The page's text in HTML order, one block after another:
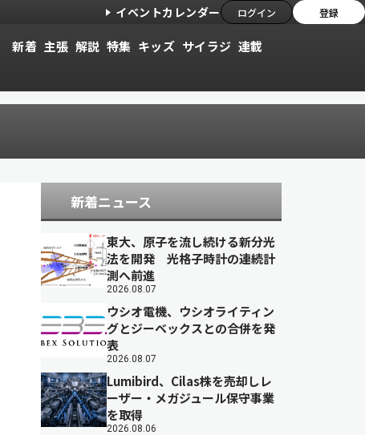
イベントカレンダー ログイン 登録
新着 主張 解説 特集 キッズ サイラジ 連載
新着ニュース
東大、原子を流し続ける新分光
法を開発 光格子時計の連続計
測へ前進
2026.08.07
ウシオ電機、ウシオライティン
グとジーベックスとの合併を発
表
2026.08.07
Lumibird、Cilas株を売却しレ
ーザー・メガジュール保守事業
を取得
2026.08.06